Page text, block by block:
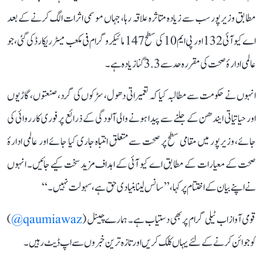
مطابق وزیرپور سب سے زیادہ متاثرہ علاقہ رہا، جہاں موسمی اثرات الگ کرنے کے بعد
اے کیو آئی 132 اور پی ایم 10 کی سطح 147 مائیکروگرام فی مکعب میٹر ریکارڈ کی گئی، جو
عالمی ادارۂ صحت کی مقررہ حد سے 3.3 گنا زیادہ ہے۔
انہوں نے حکومت سے مطالبہ کیا کہ تعمیراتی دھول، سڑکوں کی گرد، صنعتوں، گاڑیوں
اور حیاتیاتی ایندھن کے جلنے سے پیدا ہونے والی آلودگی کے ذرائع پر فوری کارروائی کی
جائے، وزیرپور میں مقامی سطح پر صحت سے متعلق انتباہ جاری کیا جائے اور عالمی ادارۂ
صحت کے معیارات کے مطابق اے کیو آئی کے اہداف مزید سخت کیے جائیں۔ انہوں
نے اپنے بیان کے اختتام پر کہا، ’’سانس لینا بنیادی حق ہے، سہولت نہیں۔‘‘
قومی آواز اب ٹیلی گرام پر بھی دستیاب ہے۔ ہمارے چینل (qaumiawaz@
)
کو جوائن کرنے کے لئے یہاں کلک کریں اور تازہ ترین خبروں سے اپ ڈیٹ رہیں۔